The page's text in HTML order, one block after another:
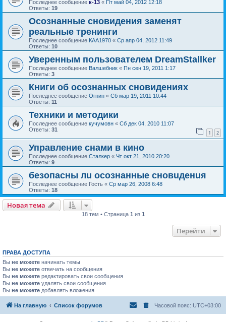
Последнее сообщение к-13 « Пт май 04, 2012 12:18
Ответы: 19
Осознанные сновидения заменят
реальные тренинги
Последнее сообщение КАА1970 « Ср апр 04, 2012 11:49
Ответы: 10
Уверенным пользователем DreamStallker
Последнее сообщение Валшебник « Пн сен 19, 2011 1:17
Ответы: 3
Книги об осознанных сновидениях
Последнее сообщение Огнин « Сб мар 19, 2011 10:44
Ответы: 11
Техники и методики
Последнее сообщение кучумовн « Сб дек 04, 2010 11:07
Ответы: 31 1 2
Управление снами в кино
Последнее сообщение Сталкер « Чт окт 21, 2010 20:20
Ответы: 9
безопасны лu осознанные сновuденuя
Последнее сообщение Гость « Ср мар 26, 2008 6:48
Ответы: 18
Новая тема
18 тем • Страница 1 из 1
Перейти
ПРАВА ДОСТУПА
Вы не можете начинать темы
Вы не можете отвечать на сообщения
Вы не можете редактировать свои сообщения
Вы не можете удалять свои сообщения
Вы не можете добавлять вложения
На главную Список форумов Часовой пояс: UTC+03:00